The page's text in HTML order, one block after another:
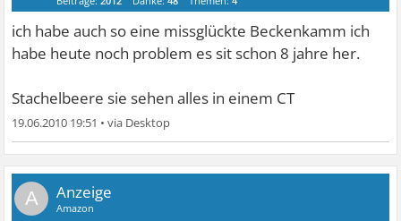
ich habe auch so eine missglückte Beckenkamm ich
habe heute noch problem es sit schon 8 jahre her.
Stachelbeere sie sehen alles in einem CT
19.06.2010 19:51 •
A